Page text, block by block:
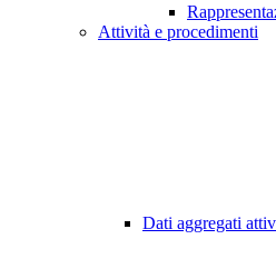
Attività e procedimenti
Dati aggregati